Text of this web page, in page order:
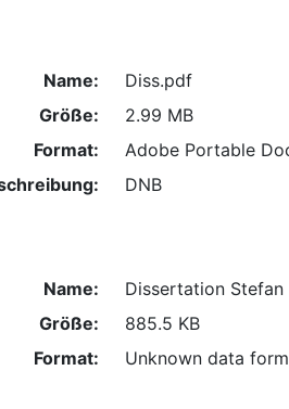
Name:
Diss.pdf
Größe:
2.99 MB
Format:
Adobe Portable
DNB
Name:
Dissertation
Größe:
885.5 KB
Format:
Unknown data